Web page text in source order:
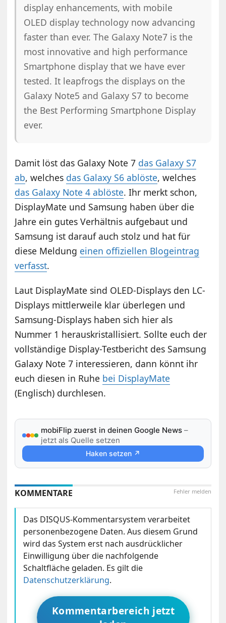
display enhancements, with mobile
OLED display technology now advancing
faster than ever. The Galaxy Note7 is the
most innovative and high performance
Smartphone display that we have ever
tested. It leapfrogs the displays on the
Galaxy Note5 and Galaxy S7 to become
the Best Performing Smartphone Display
ever.
Damit löst das Galaxy Note 7 das Galaxy S7
ab, welches das Galaxy S6 ablöste, welches
das Galaxy Note 4 ablöste. Ihr merkt schon,
DisplayMate und Samsung haben über die
Jahre ein gutes Verhältnis aufgebaut und
Samsung ist darauf auch stolz und hat für
diese Meldung einen offiziellen Blogeintrag
verfasst.
Laut DisplayMate sind OLED-Displays den LC-
Displays mittlerweile klar überlegen und
Samsung-Displays haben sich hier als
Nummer 1 herauskristallisiert. Sollte euch der
vollständige Display-Testbericht des Samsung
Galaxy Note 7 interessieren, dann könnt ihr
euch diesen in Ruhe bei DisplayMate
(Englisch) durchlesen.
mobiFlip zuerst in deinen Google News –
jetzt als Quelle setzen
Haken setzen ↗
Fehler melden
KOMMENTARE
Das DISQUS-Kommentarsystem verarbeitet
personenbezogene Daten. Aus diesem Grund
wird das System erst nach ausdrücklicher
Einwilligung über die nachfolgende
Schaltfläche geladen. Es gilt die
Datenschutzerklärung.
Kommentarbereich jetzt